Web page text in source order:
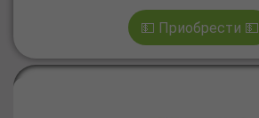
💵 Приобрести 💵